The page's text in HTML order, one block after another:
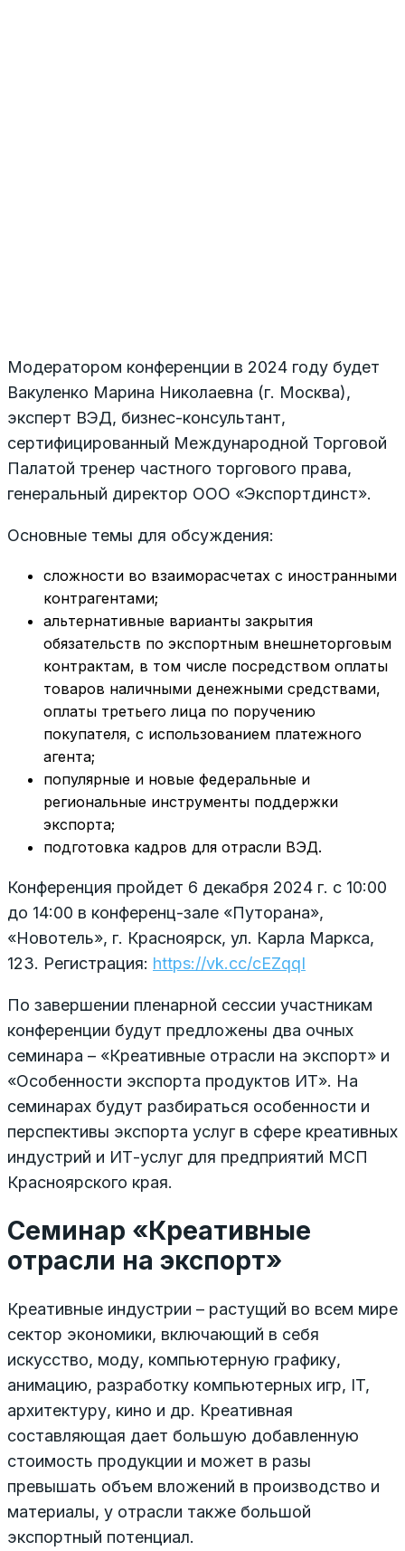
Модератором конференции в 2024 году будет
Вакуленко Марина Николаевна (г. Москва),
эксперт ВЭД, бизнес-консультант,
сертифицированный Международной Торговой
Палатой тренер частного торгового права,
генеральный директор ООО «Экспортдинст».
Основные темы для обсуждения:
сложности во взаиморасчетах с иностранными
контрагентами;
альтернативные варианты закрытия
обязательств по экспортным внешнеторговым
контрактам, в том числе посредством оплаты
товаров наличными денежными средствами,
оплаты третьего лица по поручению
покупателя, с использованием платежного
агента;
популярные и новые федеральные и
региональные инструменты поддержки
экспорта;
подготовка кадров для отрасли ВЭД.
Конференция пройдет 6 декабря 2024 г. с 10:00
до 14:00 в конференц-зале «Путорана»,
«Новотель», г. Красноярск, ул. Карла Маркса,
123. Регистрация: https://vk.cc/cEZqqI
По завершении пленарной сессии участникам
конференции будут предложены два очных
семинара – «Креативные отрасли на экспорт» и
«Особенности экспорта продуктов ИТ». На
семинарах будут разбираться особенности и
перспективы экспорта услуг в сфере креативных
индустрий и ИТ-услуг для предприятий МСП
Красноярского края.
Семинар «Креативные
отрасли на экспорт»
Креативные индустрии – растущий во всем мире
сектор экономики, включающий в себя
искусство, моду, компьютерную графику,
анимацию, разработку компьютерных игр, IT,
архитектуру, кино и др. Креативная
составляющая дает большую добавленную
стоимость продукции и может в разы
превышать объем вложений в производство и
материалы, у отрасли также большой
экспортный потенциал.